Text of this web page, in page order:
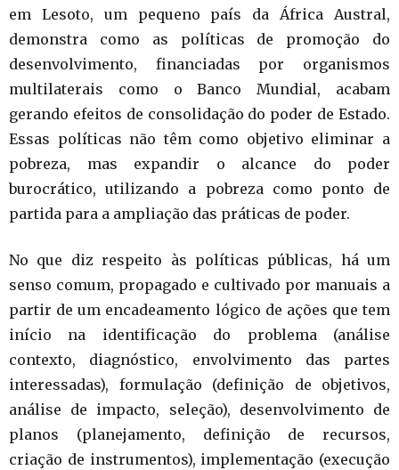
em Lesoto, um pequeno país da África Austral,
demonstra como as políticas de promoção do
desenvolvimento, financiadas por organismos
multilaterais como o Banco Mundial, acabam
gerando efeitos de consolidação do poder de Estado.
Essas políticas não têm como objetivo eliminar a
pobreza, mas expandir o alcance do poder
burocrático, utilizando a pobreza como ponto de
partida para a ampliação das práticas de poder.
No que diz respeito às políticas públicas, há um
senso comum, propagado e cultivado por manuais a
partir de um encadeamento lógico de ações que tem
início na identificação do problema (análise
contexto, diagnóstico, envolvimento das partes
interessadas), formulação (definição de objetivos,
análise de impacto, seleção), desenvolvimento de
planos (planejamento, definição de recursos,
criação de instrumentos), implementação (execução